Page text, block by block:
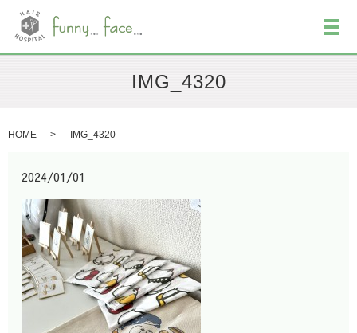
メ
IMG_4320
HOME IMG_4320
2024/01/01